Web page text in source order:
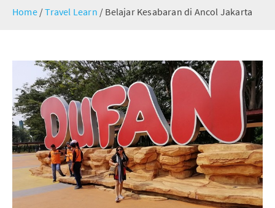
Home /Travel Learn / Belajar Kesabaran di Ancol Jakarta